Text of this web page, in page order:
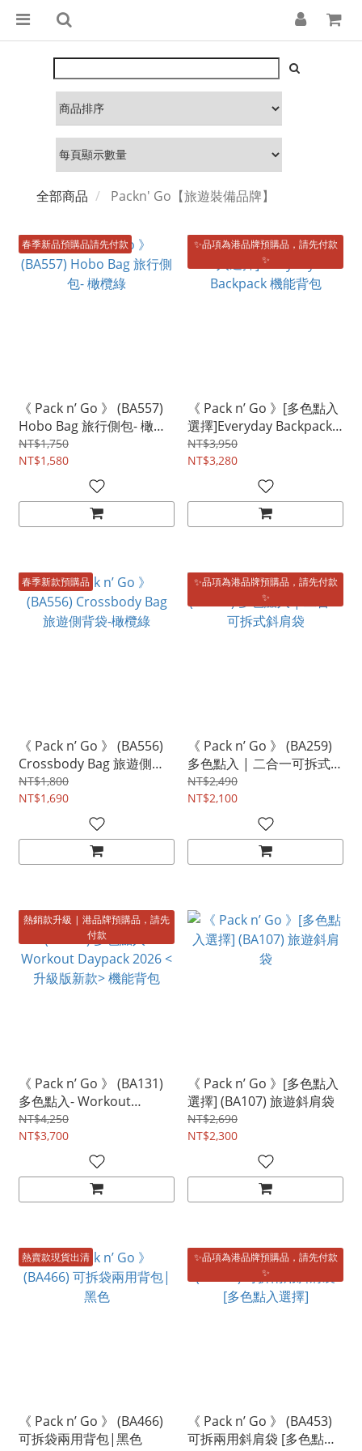
全部商品 Packn' Go【旅遊裝備品牌】
春季新品預購品請先付款
《 Pack n’ Go 》 (BA557)
Hobo Bag 旅行側包- 橄欖
綠
NT$1,750
NT$1,580
✨品項為港品牌預購品，請先付款
✨
《 Pack n’ Go 》[多色點入
選擇]Everyday Backpack
機能背包
NT$3,950
NT$3,280
春季新款預購品
《 Pack n’ Go 》 (BA556)
Crossbody Bag 旅遊側背
袋-橄欖綠
NT$1,800
NT$1,690
✨品項為港品牌預購品，請先付款
✨
《 Pack n’ Go 》 (BA259)
多色點入 | 二合一可拆式斜
肩袋
NT$2,490
NT$2,100
熱銷款升級 | 港品牌預購品，請先
付款
《 Pack n’ Go 》 (BA131)
多色點入- Workout
Daypack 2026 <升級版新
款> 機能背包
NT$4,250
NT$3,700
《 Pack n’ Go 》[多色點入
選擇] (BA107) 旅遊斜肩袋
NT$2,690
NT$2,300
熱賣款現貨出清
《 Pack n’ Go 》 (BA466)
可拆袋兩用背包|黑色
✨品項為港品牌預購品，請先付款
✨
《 Pack n’ Go 》 (BA453)
可拆兩用斜肩袋 [多色點入